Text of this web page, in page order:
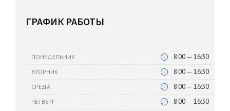
ГРАФИК РАБОТЫ
ПОНЕДЕЛЬНИК 8:00 — 16:30
ВТОРНИК 8:00 — 16:30
СРЕДА 8:00 — 16:30
ЧЕТВЕРГ 8:00 — 16:30